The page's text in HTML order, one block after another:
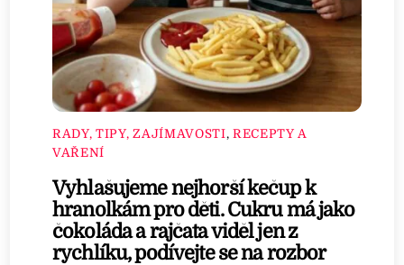
RADY, TIPY, ZAJÍMAVOSTI, RECEPTY A
VAŘENÍ
Vyhlašujeme nejhorší kečup k
hranolkám pro děti. Cukru má jako
čokoláda a rajčata viděl jen z
rychlíku, podívejte se na rozbor